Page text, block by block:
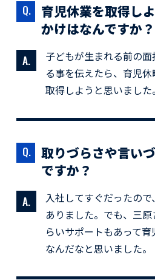
育児休業を取得し
かけはなんですか？
子どもが生まれる前の
る事を伝えたら、育児
取得しようと思いました。
取りづらさや言い
ですか？
入社してすぐだったの
ありました。でも、三
らいサポートもあって
なんだなと思いました。